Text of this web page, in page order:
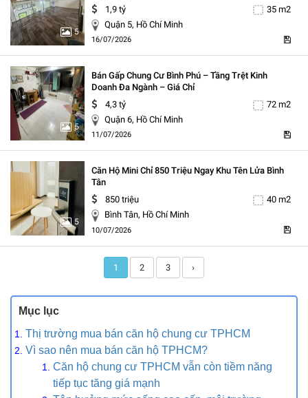
5
1,9 tỷ
35 m2
Quận 5, Hồ Chí Minh
16/07/2026
5
Bán Gấp Chung Cư Bình Phú – Tầng Trệt Kinh
Doanh Đa Ngành – Giá Chỉ
4,3 tỷ
72 m2
Quận 6, Hồ Chí Minh
11/07/2026
5
Căn Hộ Mini Chỉ 850 Triệu Ngay Khu Tên Lửa Bình
Tân
850 triệu
40 m2
Bình Tân, Hồ Chí Minh
10/07/2026
1 2 3 ›
Mục lục
Thị trường mua bán căn hộ chung cư TPHCM
Vì sao nên mua bán căn hộ TPHCM?
Căn hộ chung cư TPHCM vẫn còn tiềm năng
tiếp tục tăng giá mạnh